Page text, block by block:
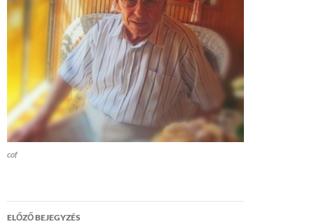
cof
Bejegyzés
ELŐZŐ BEJEGYZÉS